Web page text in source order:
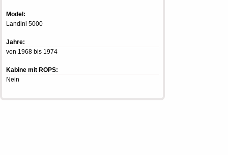
Model:
Landini 5000
Jahre:
von 1968 bis 1974
Kabine mit ROPS:
Nein